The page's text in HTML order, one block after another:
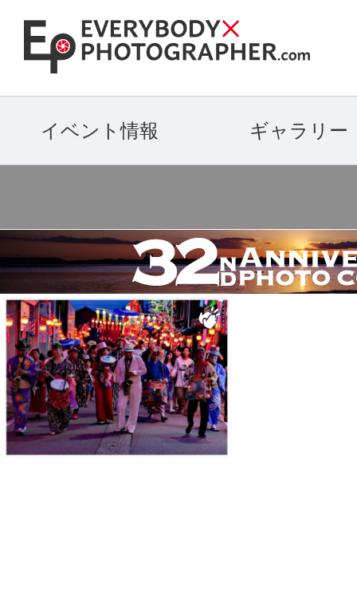
イベント情報 ギャラリー